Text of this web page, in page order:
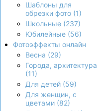
Шаблоны для
обрезки фото (1)
Школьные (237)
Юбилейные (56)
Фотоэффекты онлайн
Весна (29)
Города, архитектура
(11)
Для детей (59)
Для женщин, с
цветами (82)